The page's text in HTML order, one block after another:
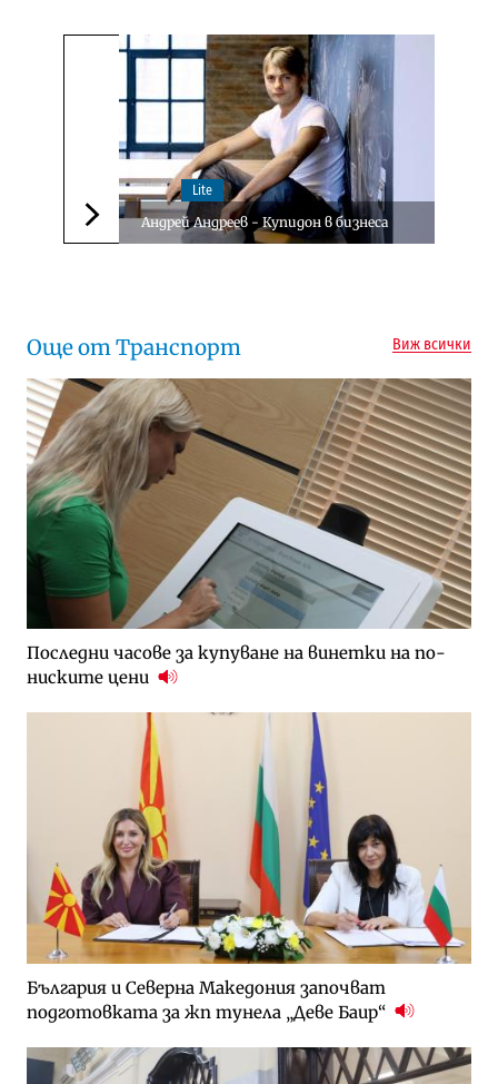
Следваща новина
Lite
Андрей Андреев - Купидон в бизнеса
Още от Транспорт Виж всички
Последни часове за купуване на винетки на по-
ниските цени
България и Северна Македония започват
подготовката за жп тунела „Деве Баир“